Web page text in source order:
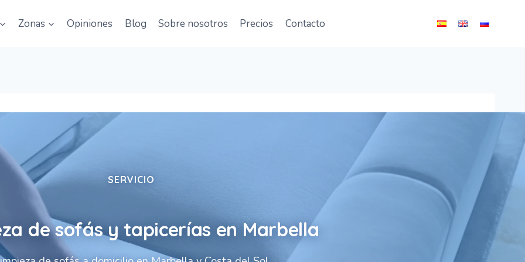
Zonas Opiniones Blog Sobre nosotros Precios Contacto
SERVICIO
de sofás y tapicerías en Marbella